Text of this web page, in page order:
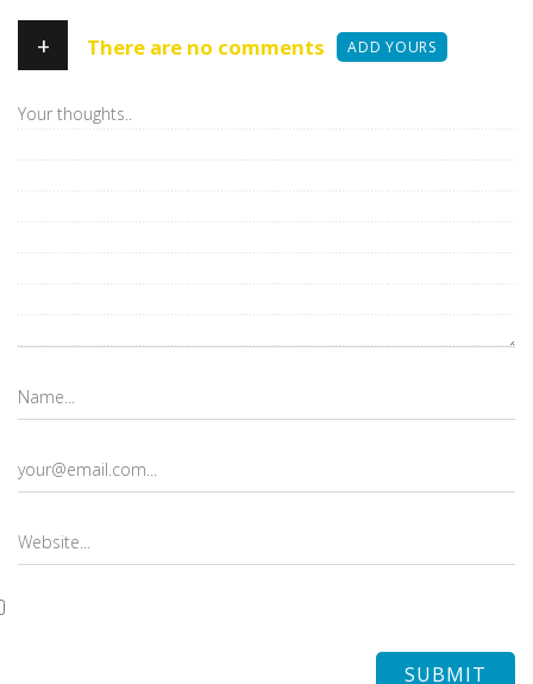
+ There are no comments ADD YOURS